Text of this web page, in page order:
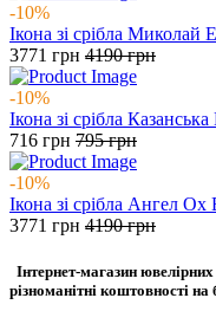
-10%
Ікона зі срібла
3771 грн 4190грн
-10%
Ікона зі срібла
716 грн 795грн
-10%
Ікона зі срібла Ангел
3771 грн 4190грн
Інтернет-магазин
різноманітні коштовності